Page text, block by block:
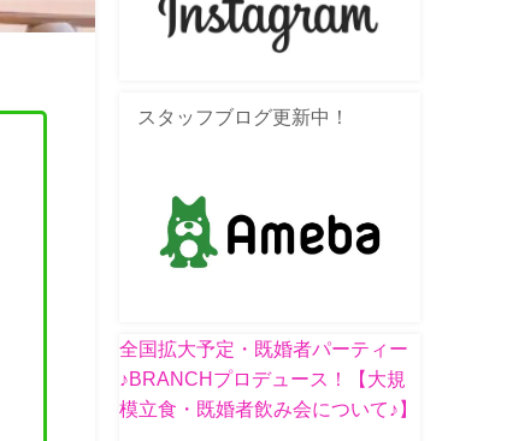
スタッフブログ更新中！
全国拡大予定・既婚者パーティー
♪BRANCHプロデュース！【大規
模立食・既婚者飲み会について♪】